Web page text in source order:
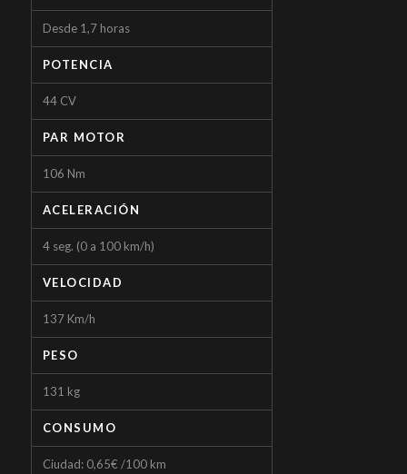
Desde 1,7 horas
POTENCIA
44 CV
PAR MOTOR
106 Nm
ACELERACIÓN
4 seg. (0 a 100 km/h)
VELOCIDAD
137 Km/h
PESO
131 kg
CONSUMO
Ciudad: 0,65€ /100 km